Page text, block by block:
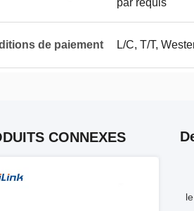
par requis
de paiement L/C, T/T,
CONNEXES